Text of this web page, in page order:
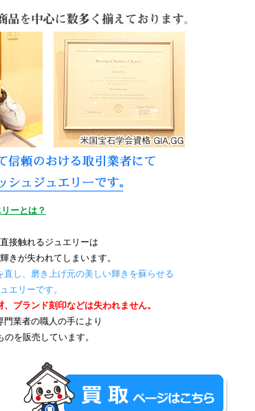
ーとは？
接触れるジュエリーは
きが失われてしまいます。
し、磨き上げ元の美しい輝きを蘇らせる
エリーです。
ブランド刻印などは失われません。
業者の職人の手により
を販売しています。